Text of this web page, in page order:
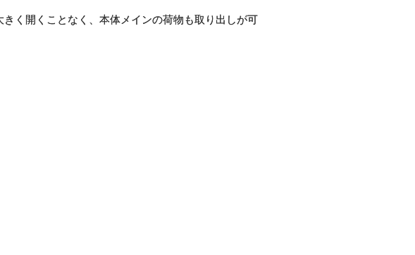
きく開くことなく、本体メインの荷物も取り出しが可